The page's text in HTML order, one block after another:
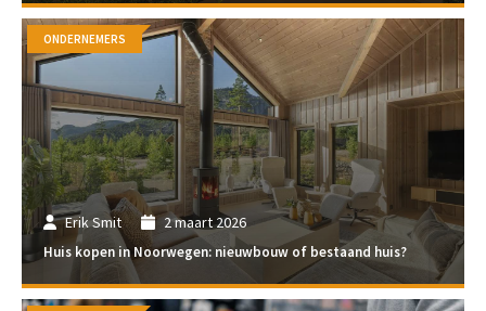
Erik Smit 2 maart 2026
Huis kopen in Noorwegen: nieuwbouw of bestaand huis?
ONDERNEMERS